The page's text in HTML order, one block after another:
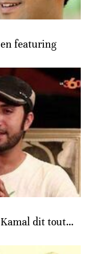
featuring
Kamal dit tout…